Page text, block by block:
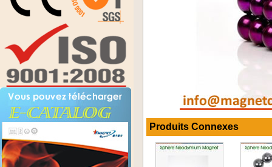
Produits Connexes